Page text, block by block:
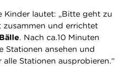
Kinder lautet: „Bitte geht zu
und errichtet
. Nach ca.10 Minuten
Stationen ansehen und
Stationen ausprobieren.“